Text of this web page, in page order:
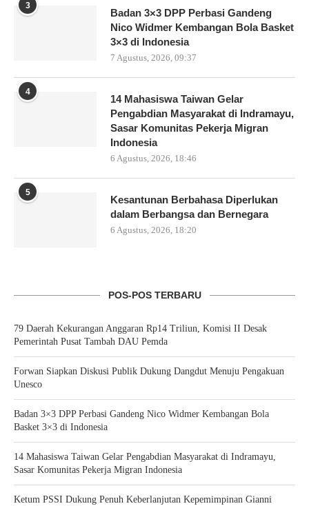
3
Badan 3×3 DPP Perbasi Gandeng
Nico Widmer Kembangan Bola Basket
3×3 di Indonesia
7 Agustus, 2026, 09:37
4
14 Mahasiswa Taiwan Gelar
Pengabdian Masyarakat di Indramayu,
Sasar Komunitas Pekerja Migran
Indonesia
6 Agustus, 2026, 18:46
5
Kesantunan Berbahasa Diperlukan
dalam Berbangsa dan Bernegara
6 Agustus, 2026, 18:20
POS-POS TERBARU
79 Daerah Kekurangan Anggaran Rp14 Triliun, Komisi II Desak
Pemerintah Pusat Tambah DAU Pemda
Forwan Siapkan Diskusi Publik Dukung Dangdut Menuju Pengakuan
Unesco
Badan 3×3 DPP Perbasi Gandeng Nico Widmer Kembangan Bola
Basket 3×3 di Indonesia
14 Mahasiswa Taiwan Gelar Pengabdian Masyarakat di Indramayu,
Sasar Komunitas Pekerja Migran Indonesia
Ketum PSSI Dukung Penuh Keberlanjutan Kepemimpinan Gianni